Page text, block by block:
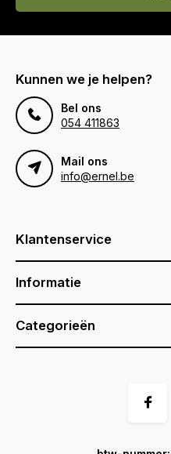
Kunnen we je helpen?
Bel ons
054 411863
Mail ons
info@ernel.be
Klantenservice
Informatie
Categorieën